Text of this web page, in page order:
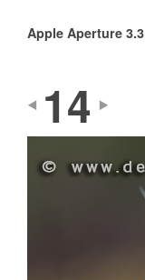
Apple Aperture 3.3
14